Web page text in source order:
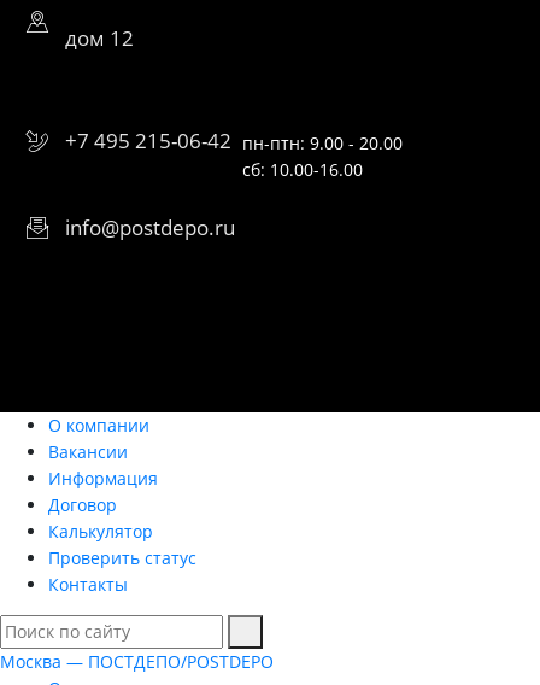
дом 12
+7 495 215-06-42 пн-птн: 9.00 - 20.00
сб: 10.00-16.00
info@postdepo.ru
О компании
Вакансии
Информация
Договор
Калькулятор
Проверить статус
Контакты
Москва — ПОСТДЕПО/POSTDEPO